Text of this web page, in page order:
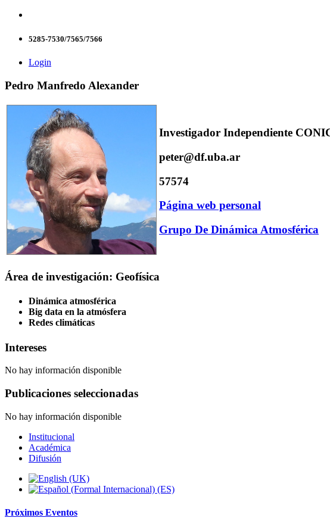
5285-7530/7565/7566
Login
Pedro Manfredo Alexander
Investigador Independiente
peter@df.uba.ar
57574
Página web personal
Grupo De Dinámica Atmosférica
Área de investigación: Geofísica
Dinámica atmosférica
Big data en la atmósfera
Redes climáticas
Intereses
No hay información disponible
Publicaciones seleccionadas
No hay información disponible
Institucional
Académica
Difusión
Próximos Eventos